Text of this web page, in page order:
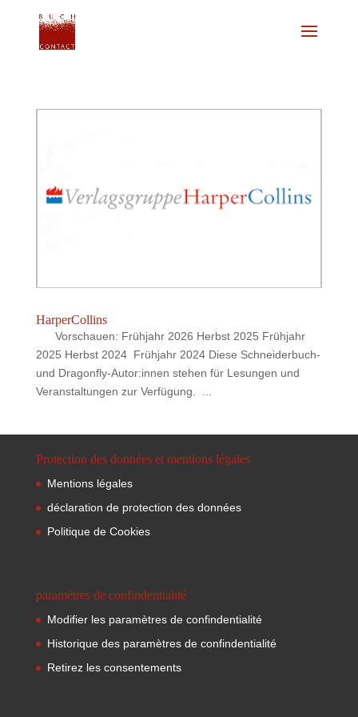
HarperCollins
Vorschauen: Frühjahr 2026 Herbst 2025 Frühjahr
2025 Herbst 2024 Frühjahr 2024 Diese Schneiderbuch-
und Dragonfly-Autor:innen stehen für Lesungen und
Veranstaltungen zur Verfügung. ...
Protection des données et mentions légales
Mentions légales
déclaration de protection des données
Politique de Cookies
paramètres de confindentialité
Modifier les paramètres de confindentialité
Historique des paramètres de confindentialité
Retirez les consentements